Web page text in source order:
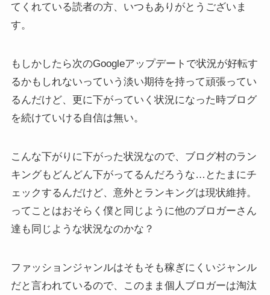
てくれている読者の方、いつもありがとうございま
す。
もしかしたら次のGoogleアップデートで状況が好転す
るかもしれないっていう淡い期待を持って頑張ってい
るんだけど、更に下がっていく状況になった時ブログ
を続けていける自信は無い。
こんな下がりに下がった状況なので、ブログ村のラン
キングもどんどん下がってるんだろうな…とたまにチ
ェックするんだけど、意外とランキングは現状維持。
ってことはおそらく僕と同じように他のブロガーさん
達も同じような状況なのかな？
ファッションジャンルはそもそも稼ぎにくいジャンル
だと言われているので、このまま個人ブロガーは淘汰